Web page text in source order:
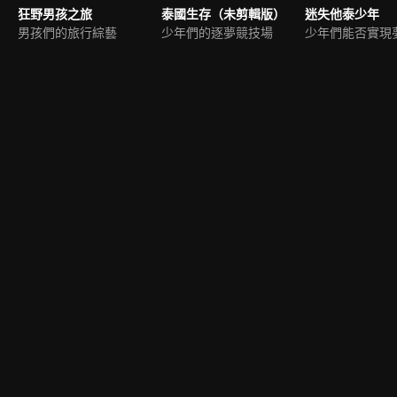
狂野男孩之旅
男孩們的旅行綜藝
泰國生存（未剪輯版）
少年們的逐夢競技場
迷失他泰少年